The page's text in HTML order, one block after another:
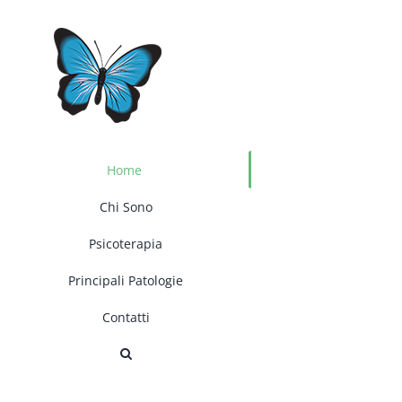
contenuto
Home
Chi Sono
Psicoterapia
Principali Patologie
Contatti